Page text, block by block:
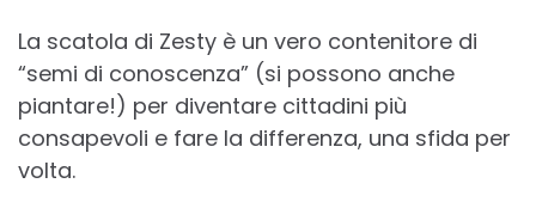
La scatola di Zesty è un vero contenitore di
“semi di conoscenza” (si possono anche
piantare!) per diventare cittadini più
consapevoli e fare la differenza, una sfida per
volta.